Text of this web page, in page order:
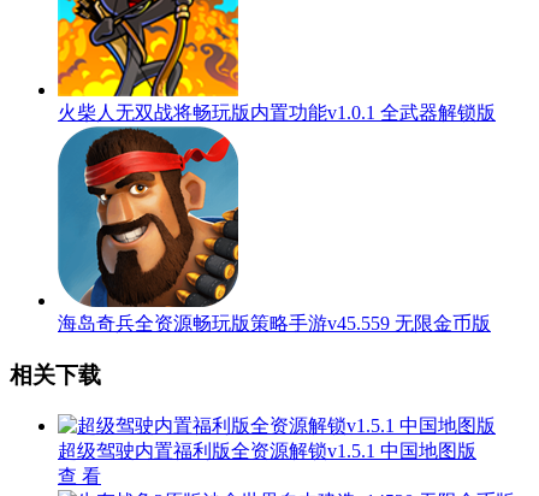
火柴人无双战将畅玩版内置功能v1.0.1 全武器解锁版
海岛奇兵全资源畅玩版策略手游v45.559 无限金币版
相关下载
超级驾驶内置福利版全资源解锁v1.5.1 中国地图版
查 看